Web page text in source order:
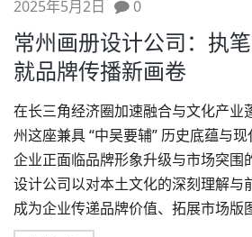
2025年5月2日 0
常州画册设计公司：执
就品牌传播新画卷
在长三角经济圈加速融合与文化产业
州这座兼具 “中吴要辅” 历史底蕴与现
企业正面临品牌形象升级与市场突围
设计公司以对本土文化的深刻理解与
成为企业传递品牌价值、拓展市场版